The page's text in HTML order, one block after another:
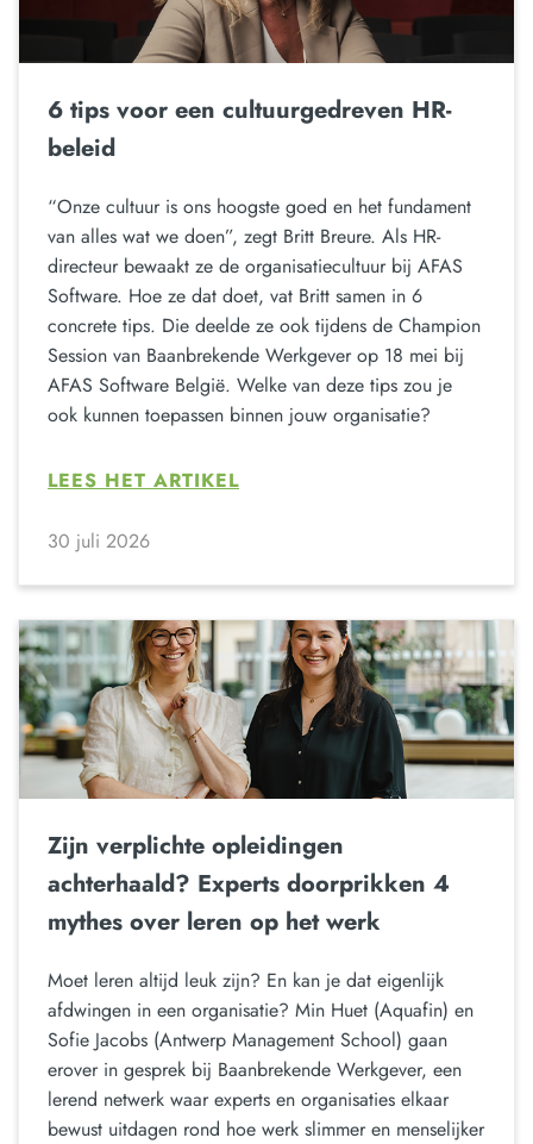
6 tips voor een cultuurgedreven HR-
beleid
“Onze cultuur is ons hoogste goed en het fundament
van alles wat we doen”, zegt Britt Breure. Als HR-
directeur bewaakt ze de organisatiecultuur bij AFAS
Software. Hoe ze dat doet, vat Britt samen in 6
concrete tips. Die deelde ze ook tijdens de Champion
Session van Baanbrekende Werkgever op 18 mei bij
AFAS Software België. Welke van deze tips zou je
ook kunnen toepassen binnen jouw organisatie?
LEES HET ARTIKEL
30 juli 2026
Zijn verplichte opleidingen
achterhaald? Experts doorprikken 4
mythes over leren op het werk
Moet leren altijd leuk zijn? En kan je dat eigenlijk
afdwingen in een organisatie? Min Huet (Aquafin) en
Sofie Jacobs (Antwerp Management School) gaan
erover in gesprek bij Baanbrekende Werkgever, een
lerend netwerk waar experts en organisaties elkaar
bewust uitdagen rond hoe werk slimmer en menselijker